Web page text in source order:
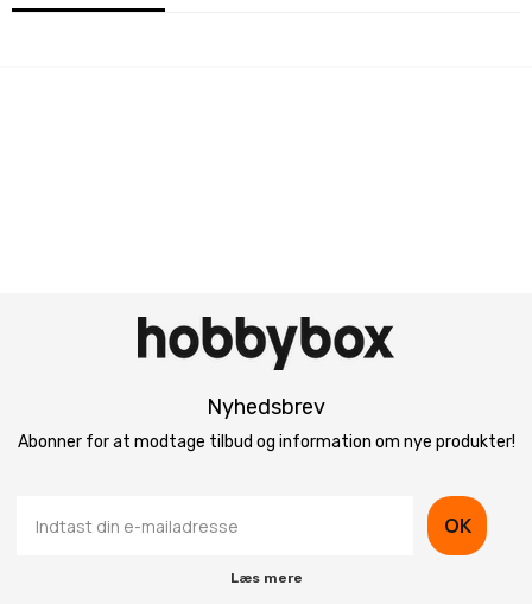
Nyhedsbrev
Abonner for at modtage tilbud og information om nye produkter!
OK
Læs mere